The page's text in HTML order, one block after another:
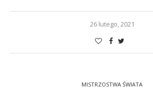
26 lutego, 2021
MISTRZOSTWA ŚWIATA